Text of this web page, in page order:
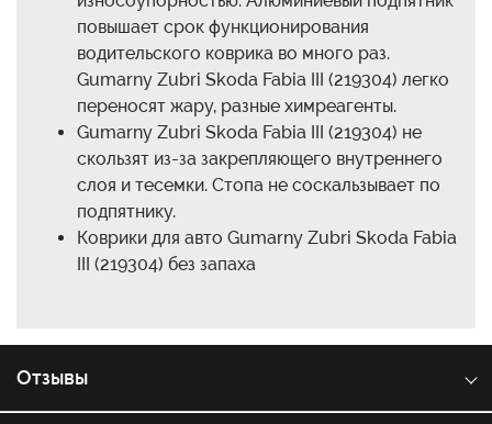
повышает срок функционирования
водительского коврика во много раз.
Gumarny Zubri Skoda Fabia III (219304) легко
переносят жару, разные химреагенты.
Gumarny Zubri Skoda Fabia III (219304) не
скользят из-за закрепляющего внутреннего
слоя и тесемки. Стопа не соскальзывает по
подпятнику.
Коврики для авто Gumarny Zubri Skoda Fabia
III (219304) без запаха
Отзывы